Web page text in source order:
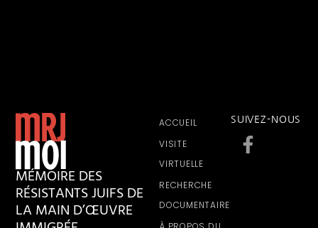
MÉMOIRE DES
RÉSISTANTS JUIFS DE
LA MAIN D’ŒUVRE
ACCUEIL
VISITE
VIRTUELLE
RECHERCHE
DOCUMENTAIRE
SUIVEZ-NOUS